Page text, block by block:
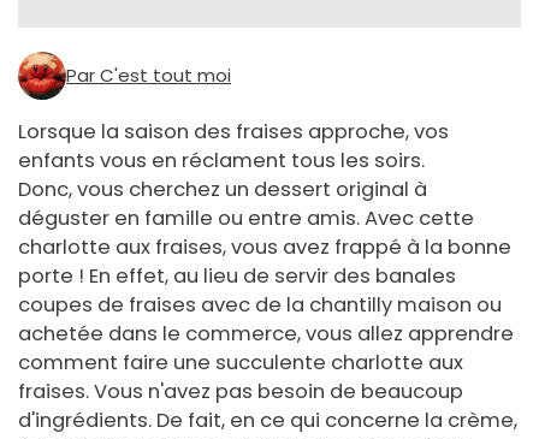
Par C'est tout moi
Lorsque la saison des fraises approche, vos
enfants vous en réclament tous les soirs.
Donc, vous cherchez un dessert original à
déguster en famille ou entre amis. Avec cette
charlotte aux fraises, vous avez frappé à la bonne
porte ! En effet, au lieu de servir des banales
coupes de fraises avec de la chantilly maison ou
achetée dans le commerce, vous allez apprendre
comment faire une succulente charlotte aux
fraises. Vous n'avez pas besoin de beaucoup
d'ingrédients. De fait, en ce qui concerne la crème,